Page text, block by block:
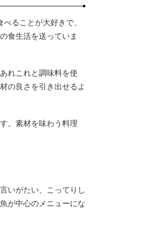
ることが大好きで、
食生活を送っていま
れこれと調味料を使
の良さを引き出せるよ
。素材を味わう料理
いがたい、こってりし
が中心のメニューにな